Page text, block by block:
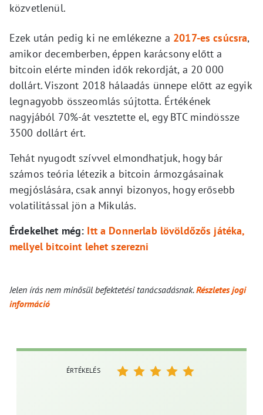
közvetlenül.
Ezek után pedig ki ne emlékezne a 2017-es csúcsra,
amikor decemberben, éppen karácsony előtt a
bitcoin elérte minden idők rekordját, a 20 000
dollárt. Viszont 2018 hálaadás ünnepe előtt az egyik
legnagyobb összeomlás sújtotta. Értékének
nagyjából 70%-át vesztette el, egy BTC mindössze
3500 dollárt ért.
Tehát nyugodt szívvel elmondhatjuk, hogy bár
számos teória létezik a bitcoin ármozgásainak
megjóslására, csak annyi bizonyos, hogy erősebb
volatilitással jön a Mikulás.
Érdekelhet még: Itt a Donnerlab lövöldőzős játéka,
mellyel bitcoint lehet szerezni
Jelen írás nem minősül befektetési tanácsadásnak.Részletes jogi
információ
ÉRTÉKELÉS